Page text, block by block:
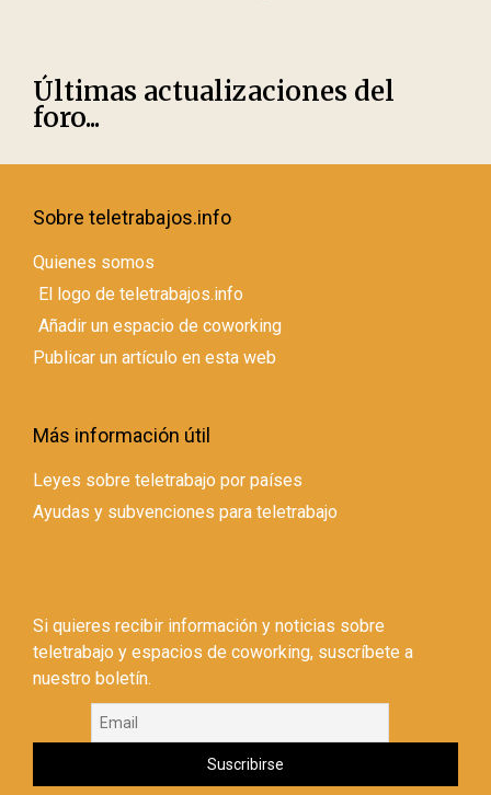
Últimas actualizaciones del
foro...
Sobre teletrabajos.info
Quienes somos
El logo de teletrabajos.info
Añadir un espacio de coworking
Publicar un artículo en esta web
Más información útil
Leyes sobre teletrabajo por países
Ayudas y subvenciones para teletrabajo
Si quieres recibir información y noticias sobre
teletrabajo y espacios de coworking, suscríbete a
nuestro boletín.